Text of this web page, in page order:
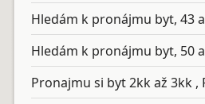
Hledám k pronájmu byt, 43
Hledám k pronájmu byt, 50
Pronajmu si byt 2kk až 3kk ,